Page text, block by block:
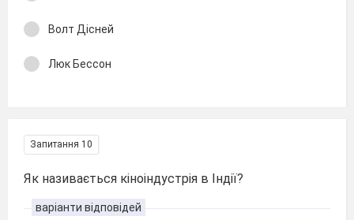
Волт Дісней
Люк Бессон
Запитання 10
Як називається кіноіндустрія в Індії?
варіанти відповідей